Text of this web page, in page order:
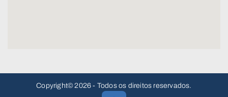
Copyright© 2026 - Todos os direitos reservados.